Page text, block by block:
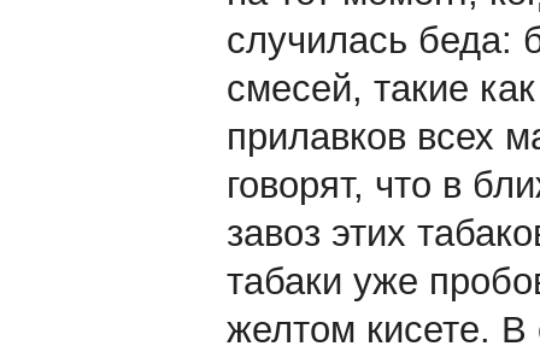
случилась беда:
смесей, такие
прилавков всех
говорят, что в
завоз этих
табаки уже
желтом кисете. В